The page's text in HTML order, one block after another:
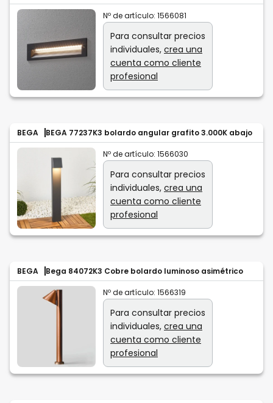
Nº de artículo: 1566081
Para consultar precios
individuales, crea una
cuenta como cliente
profesional
BEGA BEGA 77237K3 bolardo angular grafito 3.000K abajo
Nº de artículo: 1566030
Para consultar precios
individuales, crea una
cuenta como cliente
profesional
BEGA Bega 84072K3 Cobre bolardo luminoso asimétrico
Nº de artículo: 1566319
Para consultar precios
individuales, crea una
cuenta como cliente
profesional